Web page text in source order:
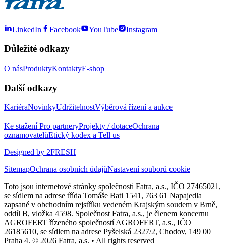
LinkedIn Facebook YouTube Instagram
Důležité odkazy
O násProduktyKontaktyE-shop
Další odkazy
KariéraNovinkyUdržitelnostVýběrová řízení a aukce
Ke staženíPro partneryProjekty / dotaceOchrana
oznamovatelůEtický kodex a Tell us
Designed by 2FRESH
SitemapOchrana osobních údajůNastavení souborů cookie
Toto jsou internetové stránky společnosti Fatra, a.s., IČO 27465021,
se sídlem na adrese třída Tomáše Bati 1541, 763 61 Napajedla
zapsané v obchodním rejstříku vedeném Krajským soudem v Brně,
oddíl B, vložka 4598. Společnost Fatra, a.s., je členem koncernu
AGROFERT řízeného společností AGROFERT, a.s., IČO
26185610, se sídlem na adrese Pyšelská 2327/2, Chodov, 149 00
Praha 4. © 2026 Fatra, a.s. • All rights reserved